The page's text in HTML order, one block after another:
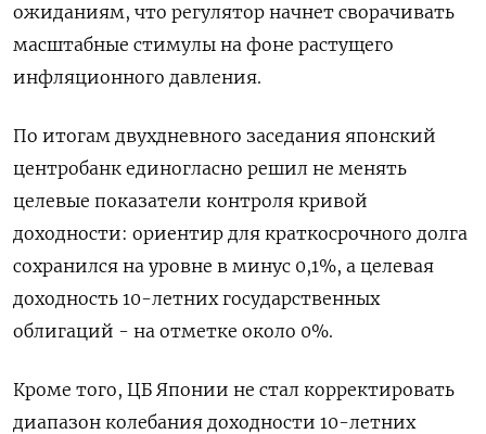
ожиданиям, что регулятор начнет сворачивать
масштабные стимулы на фоне растущего
инфляционного давления.
По итогам двухдневного заседания японский
центробанк единогласно решил не менять
целевые показатели контроля кривой
доходности: ориентир для краткосрочного долга
сохранился на уровне в минус 0,1%, а целевая
доходность 10-летних государственных
облигаций - на отметке около 0%.
Кроме того, ЦБ Японии не стал корректировать
диапазон колебания доходности 10-летних